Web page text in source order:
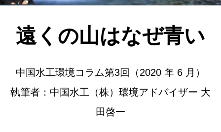
遠くの山はなぜ青い
中国水工環境コラム第3回（2020 年 6 月）
執筆者：中国水工（株）環境アドバイザー 大
田啓一